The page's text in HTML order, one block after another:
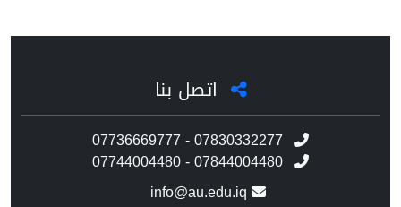
اتصل بنا
07736669777 - 07830332277
07744004480 - 07844004480
info@au.edu.iq